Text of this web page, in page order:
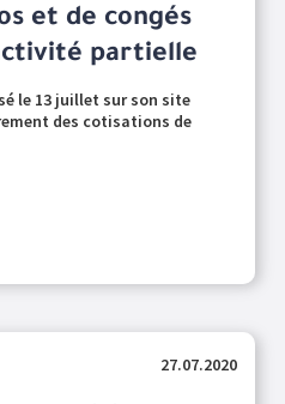
et de congés
partielle
le 13 juillet sur son site
des cotisations de
27.07.2020